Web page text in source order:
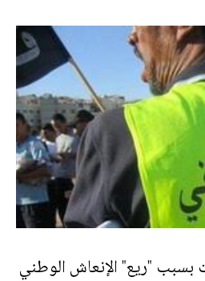
بسبب "ريع" الإنعاش الوطني